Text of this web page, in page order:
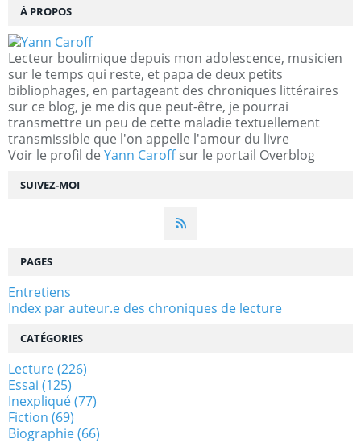
SUIVEZ-MOI
À PROPOS
Lecteur boulimique depuis mon adolescence, musicien
sur le temps qui reste, et papa de deux petits
bibliophages, en partageant des chroniques littéraires
sur ce blog, je me dis que peut-être, je pourrai
transmettre un peu de cette maladie textuellement
transmissible que l'on appelle l'amour du livre
Voir le profil de Yann Caroffsur le portail Overblog
PAGES
Entretiens
Index par auteur.e des chroniques de lecture
CATÉGORIES
Lecture(226)
Essai (125)
Inexpliqué(77)
Fiction (69)
Biographie(66)